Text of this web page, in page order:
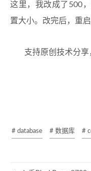
这里，我改成了500
置大小。改完后，重
支持原创技术分
# database # 数据库 #